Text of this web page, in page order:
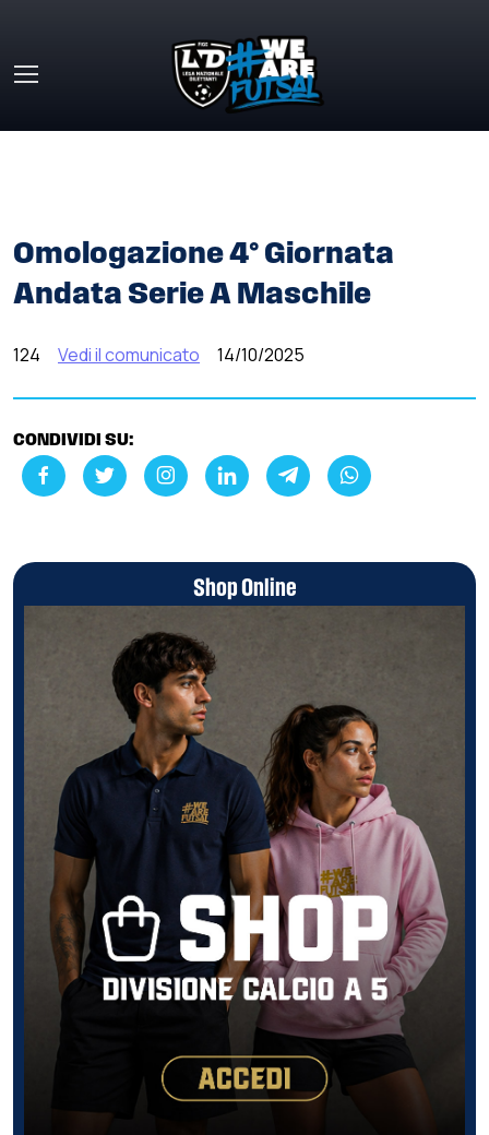
Omologazione 4° Giornata
Andata Serie A Maschile
124 Vedi il comunicato 14/10/2025
CONDIVIDI SU:
Shop Online